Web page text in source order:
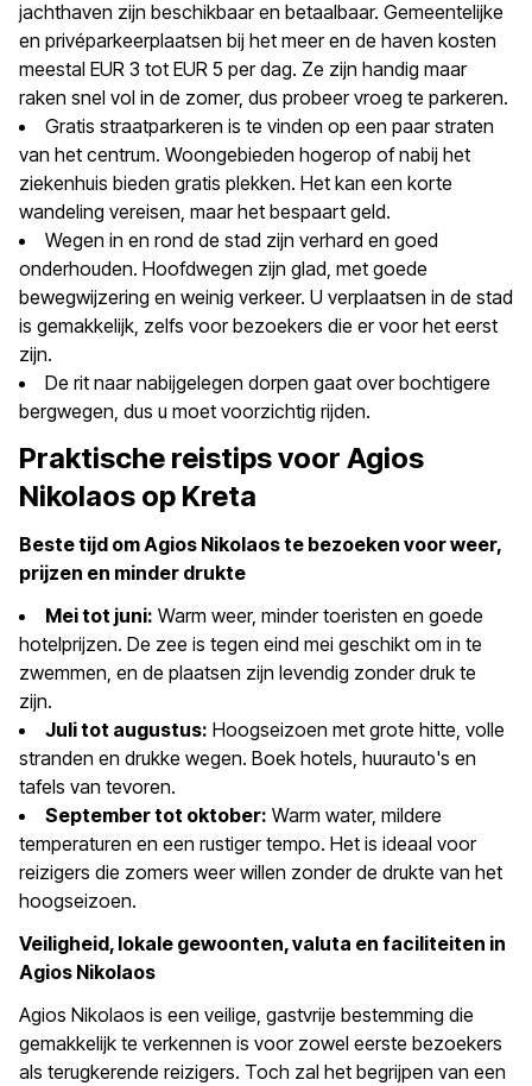
jachthaven zijn beschikbaar en betaalbaar. Gemeentelijke
en privéparkeerplaatsen bij het meer en de haven kosten
meestal EUR 3 tot EUR 5 per dag. Ze zijn handig maar
raken snel vol in de zomer, dus probeer vroeg te parkeren.
Gratis straatparkeren is te vinden op een paar straten
van het centrum. Woongebieden hogerop of nabij het
ziekenhuis bieden gratis plekken. Het kan een korte
wandeling vereisen, maar het bespaart geld.
Wegen in en rond de stad zijn verhard en goed
onderhouden. Hoofdwegen zijn glad, met goede
bewegwijzering en weinig verkeer. U verplaatsen in de stad
is gemakkelijk, zelfs voor bezoekers die er voor het eerst
zijn.
De rit naar nabijgelegen dorpen gaat over bochtigere
bergwegen, dus u moet voorzichtig rijden.
Praktische reistips voor Agios
Nikolaos op Kreta
Beste tijd om Agios Nikolaos te bezoeken voor weer,
prijzen en minder drukte
Mei tot juni: Warm weer, minder toeristen en goede
hotelprijzen. De zee is tegen eind mei geschikt om in te
zwemmen, en de plaatsen zijn levendig zonder druk te
zijn.
Juli tot augustus: Hoogseizoen met grote hitte, volle
stranden en drukke wegen. Boek hotels, huurauto's en
tafels van tevoren.
September tot oktober: Warm water, mildere
temperaturen en een rustiger tempo. Het is ideaal voor
reizigers die zomers weer willen zonder de drukte van het
hoogseizoen.
Veiligheid, lokale gewoonten, valuta en faciliteiten in
Agios Nikolaos
Agios Nikolaos is een veilige, gastvrije bestemming die
gemakkelijk te verkennen is voor zowel eerste bezoekers
als terugkerende reizigers. Toch zal het begrijpen van een